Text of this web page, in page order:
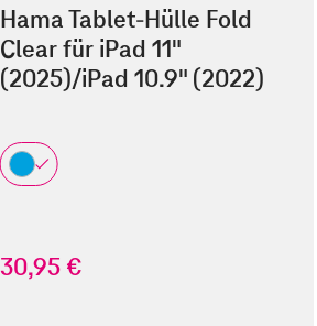
Hama Tablet-Hülle Fold
Clear für iPad 11"
(2025)/iPad 10.9" (2022)
30,95 €